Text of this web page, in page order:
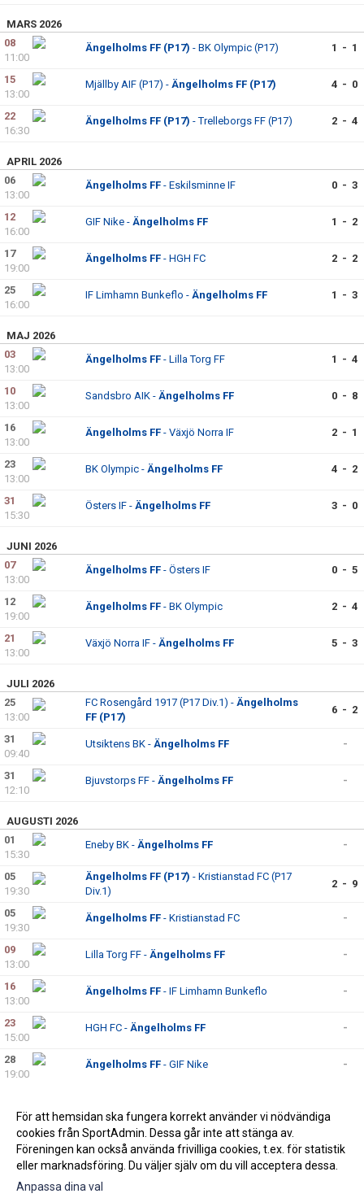
MARS 2026
08
11:00
Ängelholms FF (P17) - BK Olympic (P17) 1 - 1
15
13:00
Mjällby AIF (P17) - Ängelholms FF (P17) 4 - 0
22
16:30
Ängelholms FF (P17) - Trelleborgs FF (P17) 2 - 4
APRIL 2026
06
13:00
Ängelholms FF - Eskilsminne IF 0 - 3
12
16:00
GIF Nike - Ängelholms FF 1 - 2
17
19:00
Ängelholms FF - HGH FC 2 - 2
25
16:00
IF Limhamn Bunkeflo - Ängelholms FF 1 - 3
MAJ 2026
03
13:00
Ängelholms FF - Lilla Torg FF 1 - 4
10
13:00
Sandsbro AIK - Ängelholms FF 0 - 8
16
13:00
Ängelholms FF - Växjö Norra IF 2 - 1
23
13:00
BK Olympic - Ängelholms FF 4 - 2
31
15:30
Östers IF - Ängelholms FF 3 - 0
JUNI 2026
07
13:00
Ängelholms FF - Östers IF 0 - 5
12
19:00
Ängelholms FF - BK Olympic 2 - 4
21
13:00
Växjö Norra IF - Ängelholms FF 5 - 3
JULI 2026
25
13:00
FC Rosengård 1917 (P17 Div.1) - Ängelholms
FF (P17)
6 - 2
31
09:40
Utsiktens BK - Ängelholms FF -
31
12:10
Bjuvstorps FF - Ängelholms FF -
AUGUSTI 2026
01
15:30
Eneby BK - Ängelholms FF -
05
19:30
Ängelholms FF (P17) - Kristianstad FC (P17
Div.1)
2 - 9
05
19:30
Ängelholms FF - Kristianstad FC -
09
13:00
Lilla Torg FF - Ängelholms FF -
16
13:00
Ängelholms FF - IF Limhamn Bunkeflo -
23
15:00
HGH FC - Ängelholms FF -
28
19:00
Ängelholms FF - GIF Nike -
16:00
Eskilsminne IF -Ängelholms FF
För att hemsidan ska fungera korrekt använder vi nödvändiga
cookies från SportAdmin. Dessa går inte att stänga av.
Föreningen kan också använda frivilliga cookies, t.ex. för statistik
eller marknadsföring. Du väljer själv om du vill acceptera dessa.
Anpassa dina val